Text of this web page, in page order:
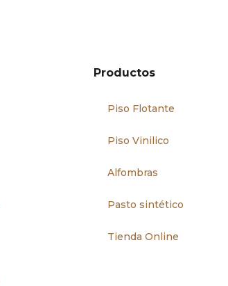
Productos
Piso Flotante
Piso Vinilico
Alfombras
Pasto sintético
Tienda Online